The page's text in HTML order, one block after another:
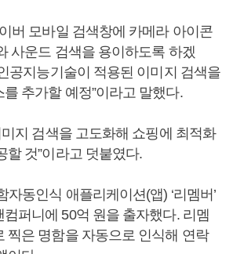
버 모바일 검색창에 카메라 아이콘
사운드 검색을 용이하도록 하겠
공지능기술이 적용된 이미지 검색을
추가할 예정”이라고 말했다.
지 검색을 고도화해 쇼핑에 최적화
할 것”이라고 덧붙였다.
자동인식 애플리케이션(앱) ‘리멤버’
퍼니에 50억 원을 출자했다. 리멤
찍은 명함을 자동으로 인식해 연락